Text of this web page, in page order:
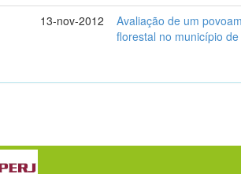
13-nov-2012
Avaliação de um
florestal no município